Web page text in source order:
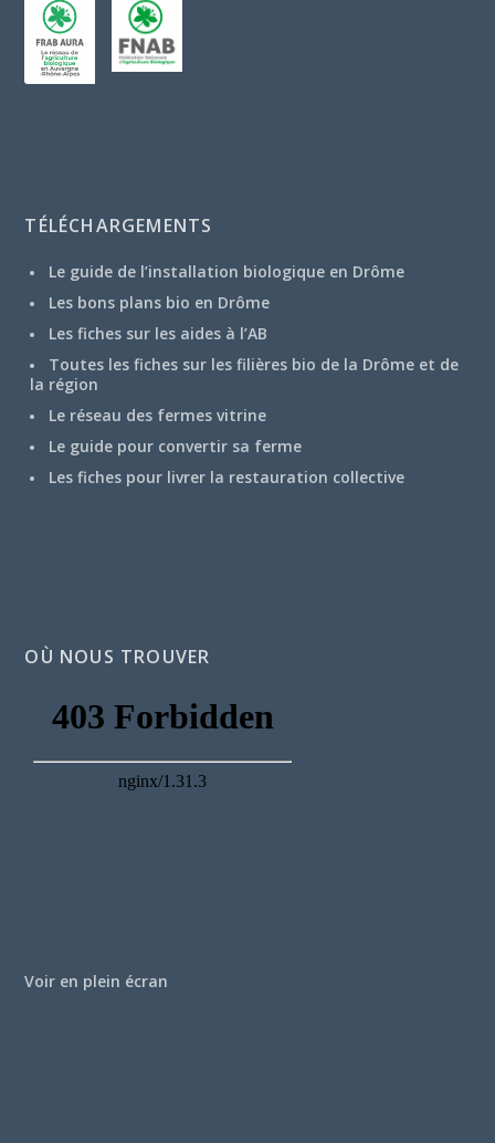
TÉLÉCHARGEMENTS
Le guide de l’installation biologique en Drôme
Les bons plans bio en Drôme
Les fiches sur les aides à l’AB
Toutes les fiches sur les filières bio de la Drôme et de
la région
Le réseau des fermes vitrine
Le guide pour convertir sa ferme
Les fiches pour livrer la restauration collective
OÙ NOUS TROUVER
Voir en plein écran